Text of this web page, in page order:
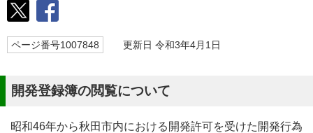
ページ番号1007848 更新日 令和3年4月1日
開発登録簿の閲覧について
昭和46年から秋田市内における開発許可を受けた開発行為